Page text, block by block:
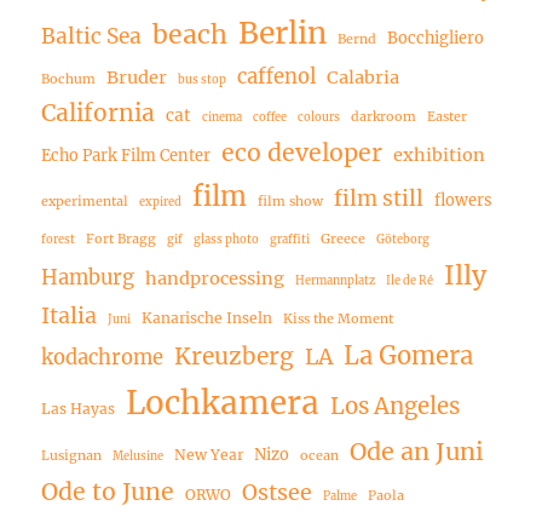
Baltic Sea beach Berlin Bernd Bocchigliero
Bochum Bruder bus stop caffenol Calabria
California cat cinema coffee colours darkroom Easter
Echo Park Film Center eco developer exhibition
experimental expired film film show film still flowers
forest Fort Bragg gif glass photo graffiti Greece Göteborg
Hamburg handprocessing Hermannplatz Ile de Ré Illy
Italia Juni Kanarische Inseln Kiss the Moment
kodachrome Kreuzberg LA La Gomera
Las Hayas Lochkamera Los Angeles
Lusignan Melusine New Year Nizo ocean
Ode an Juni
Ode to June
ORWO Ostsee Palme Paola